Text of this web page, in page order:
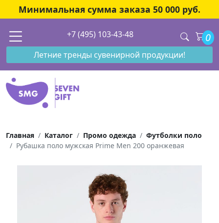
Минимальная сумма заказа 50 000 руб.
+7 (495) 103-43-48 0
Летние тренды сувенирной продукции!
Главная Каталог Промо одежда
Футболки поло
Рубашка поло мужская Prime Men 200 оранжевая